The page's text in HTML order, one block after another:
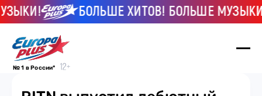
БОЛЬШЕ ХИТОВ! БОЛЬШЕ МУЗЫКИ!
№ 1 в России*